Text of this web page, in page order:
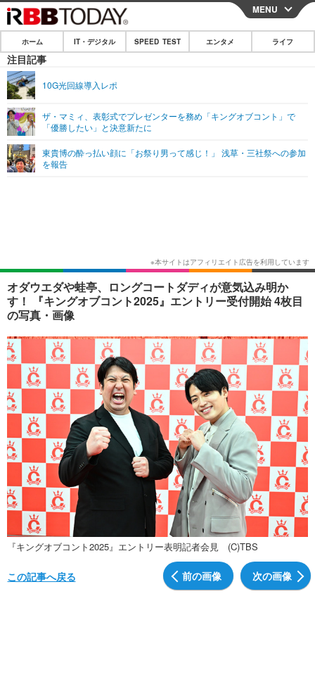
CLOSE
ホーム
IT・デジタル
ネタ
ショッピング その他
SPEED TEST
エンタメ
エンタメTOP
ショッピング その他
ライフ
MENU
ホーム IT・デジタル SPEED TEST エンタメ ライフ
注目記事
10G光回線導入レポ
ザ・マミィ、表彰式でプレゼンターを務め「キングオブコント」で
「優勝したい」と決意新たに
東貴博の酔っ払い顔に「お祭り男って感じ！」 浅草・三社祭への参加
を報告
オダウエダや蛙亭、ロングコートダディが意気込み明か
す！ 『キングオブコント2025』エントリー受付開始 4枚目
の写真・画像
『キングオブコント2025』エントリー表明記者会見 (C)TBS
前の画像 次の画像
この記事へ戻る